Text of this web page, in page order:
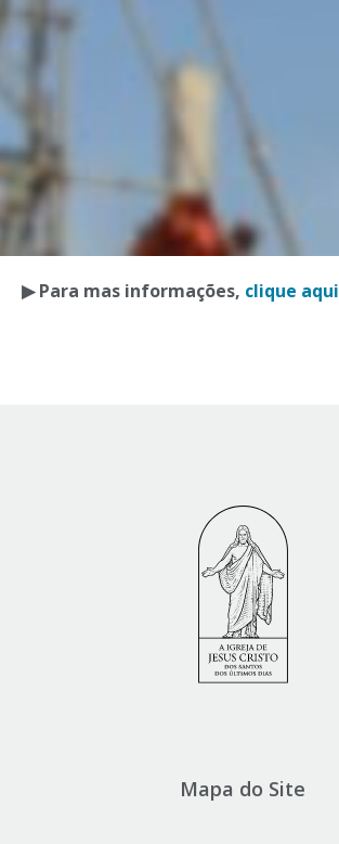
▶ Para mas informações, clique aqui
Mapa do Site